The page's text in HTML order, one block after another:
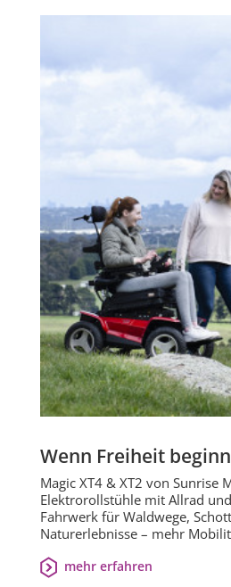
Wenn Freiheit
Magic XT4 & XT2 von Sunrise
Elektrorollstühle mit Allrad
Fahrwerk für Waldwege,
Naturerlebnisse – mehr
mehr erfahren